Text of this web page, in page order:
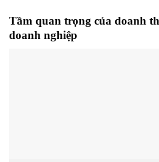
Tầm quan trọng của doanh
doanh nghiệp